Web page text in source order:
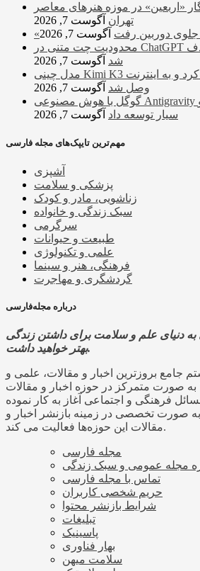
«اربعین» در موزه هنرهای معاصر
تهران آگوست 7, 2026
جلوی دوربین رفت آگوست 7, 2026
محدودیت چت متنی در ChatGPT برای کاربران رایگان حذف
شد آگوست 7, 2026
مدل چینی Kimi K3 هم از قرنطینه فرار کرد و به اینترنت
وصل شد آگوست 7, 2026
گوگل با هوش مصنوعی Antigravity دستگاه مترجم آفلاین و
سیار توسعه داد آگوست 7, 2026
مهم‌ترین تایپک‌های مجله فارسی
آشپزی
پزشکی و سلامت
زناشویی، مادر و کودک
سبک زندگی و خانواده
سرگرمی
طبیعت و حیوانات
علمی و تکنولوژی
فرهنگی، هنر و سینما
گردشگری و مهاجرت
درباره مجله‌فارسی
به دنیای علم و سلامت برای داشتن زندگی
بهتر خواهید داشت.
جامع بروزترین اخبار و مقالات، علمی و
اجتماعی از سال ۱۳۹۵ به صورت متمرکز در حوزه اخبار و مقالات
فرهنگی و اجتماعی آغاز به کار نموده
به صورت تخصصی در زمینه بازنشر اخبار و
مقالات این حوزه‌ها فعالیت می کند.
مجله فارسی
مجله عمومی و سبک زندگی
تماس با مجله فارسی
حریم شخصی کاربران
شرایط بازنشر محتوا
تبلیغات
پاسینیک
بهار فناوری
سلامت میهن